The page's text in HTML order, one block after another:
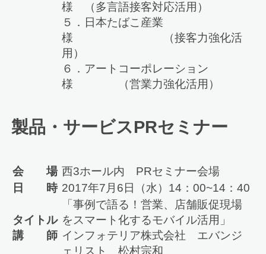
様 （多言語接客対応活用）
５．日本たばこ産業
様 （接客力強化活
用）
６．アートコーポレーション
様 （営業力強化活用）
製品・サービスPRセミナー
会 場 西3ホール内 PRセミナー会場
日 時 2017年7月6日（水）14：00~14：40
タイトル
講 師
「事例で語る！営業、店舗販促現場
をスマート化するモバイル活用」
インフォテリア株式会社 エバンジ
ェリスト 松村宗和